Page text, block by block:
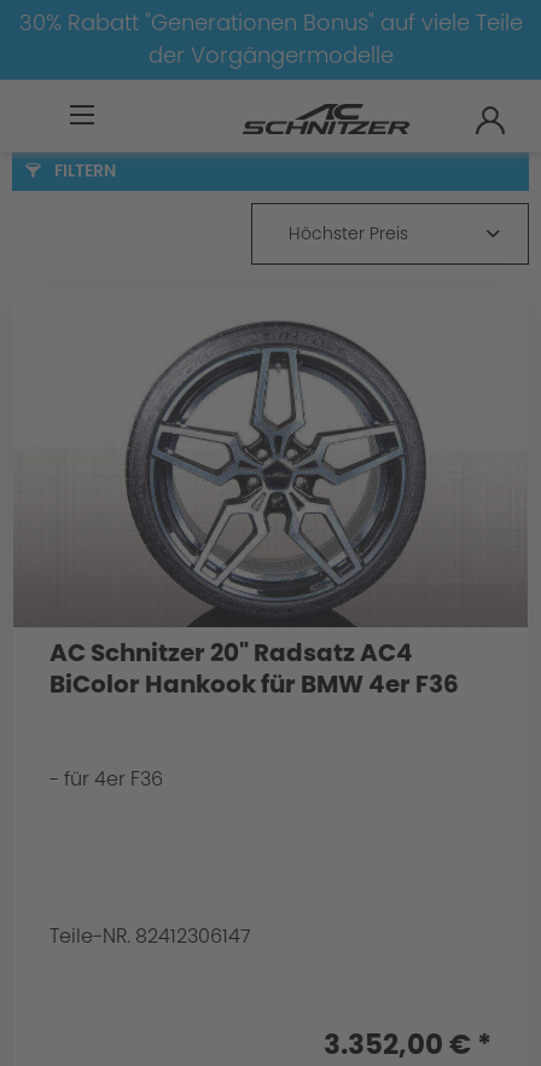
30% Rabatt "Generationen Bonus" auf viele Teile
der Vorgängermodelle
4er-F36
FILTERN
Höchster Preis
AC Schnitzer 20" Radsatz AC4
BiColor Hankook für BMW 4er F36
- für 4er F36
Teile-NR. 82412306147
3.352,00 € *